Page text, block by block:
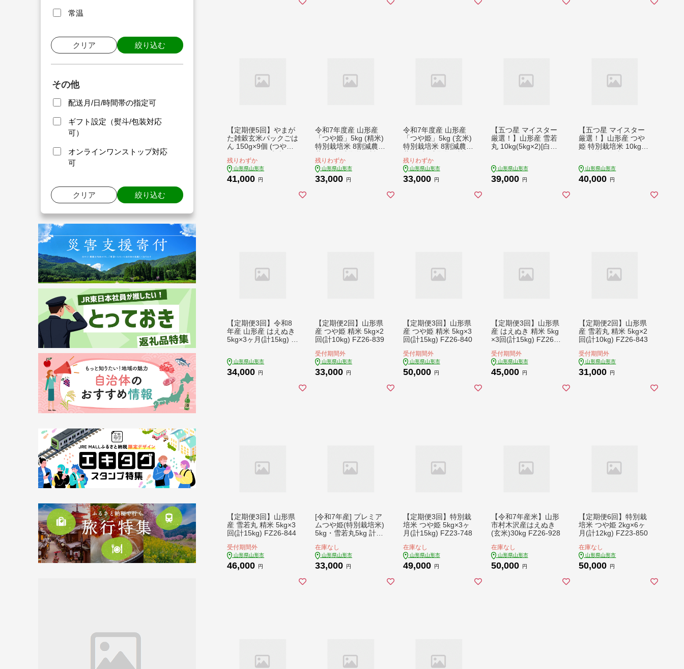
常温
クリア 絞り込む
その他
配送月/日/時間帯の指定可
ギフト設定（熨斗/包装対応
可）
オンラインワンストップ対応
可
クリア 絞り込む
【定期便5回】やまが
た雑穀玄米パックごは
ん 150g×9個 (つや
ち麦 3種ブレンド) ラ
ベルレス 訳あり 山形
パックライス 備蓄 保
残りわずか
山形県山形市
41,000 円
令和7年度産 山形産
「つや姫」5kg (精米)
特別栽培米 8割減農
（当地比）【カブトエ
ビが泳ぐほそやさんの
田んぼから】微生物を
残りわずか
山形県山形市
33,000 円
令和7年度産 山形産
「つや姫」5kg (玄米)
特別栽培米 8割減農
（当地比）【カブトエ
ビが泳ぐほそやさんの
田んぼから】微生物を
残りわずか
山形県山形市
33,000 円
【五つ星 マイスター
厳選！】山形産 雪若
丸 10kg(5kg×2)[白米]
山形県山形市
39,000 円
【五つ星 マイスター
厳選！】山形産 つや
姫 特別栽培米 10kg(5
山形県山形市
40,000 円
【定期便3回】令和8
年産 山形産 はえぬき
5kg×3ヶ月(計15kg) F
山形県山形市
34,000 円
【定期便2回】山形県
産 つや姫 精米 5kg×2
回(計10kg) FZ26-839
受付期間外
山形県山形市
33,000 円
【定期便3回】山形県
産 つや姫 精米 5kg×3
回(計15kg) FZ26-840
受付期間外
山形県山形市
50,000 円
【定期便3回】山形県
産 はえぬき 精米 5kg
×3回(計15kg) FZ26-8
受付期間外
山形県山形市
45,000 円
【定期便2回】山形県
産 雪若丸 精米 5kg×2
回(計10kg) FZ26-843
受付期間外
山形県山形市
31,000 円
【定期便3回】山形県
産 雪若丸 精米 5kg×3
回(計15kg) FZ26-844
受付期間外
山形県山形市
46,000 円
[令和7年産] プレミア
ムつや姫(特別栽培米)
5kg・雪若丸5kg 計10
在庫なし
山形県山形市
33,000 円
【定期便3回】特別栽
培米 つや姫 5kg×3ヶ
月(計15kg) FZ23-748
在庫なし
山形県山形市
49,000 円
【令和7年産米】山形
市村木沢産はえぬき
(玄米)30kg FZ26-928
在庫なし
山形県山形市
50,000 円
【定期便6回】特別栽
培米 つや姫 2kg×6ヶ
月(計12kg) FZ23-850
在庫なし
山形県山形市
50,000 円